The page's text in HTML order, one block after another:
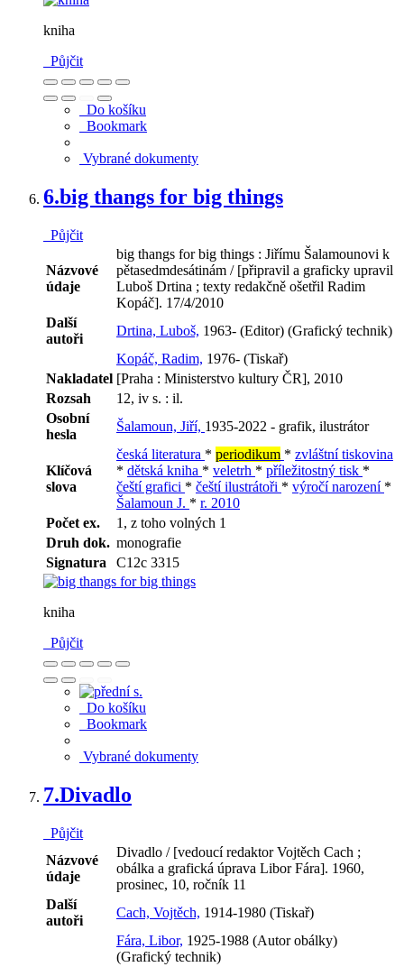
kniha
Půjčit
Do košíku
Bookmark
Vybrané dokumenty
6.big thangs for big things
Půjčit
Názvové
údaje
big thangs for big things : Jiřímu Šalamounovi k
pětasedmdesátinám / [připravil a graficky upravil
Luboš Drtina ; texty redakčně ošetřil Radim
Kopáč]. 17/4/2010
Další
autoři
Drtina, Luboš, 1963- (Editor) (Grafický technik)
Kopáč, Radim, 1976- (Tiskař)
Nakladatel [Praha : Ministerstvo kultury ČR], 2010
Rozsah
12, iv s. : il.
Osobní
hesla
Šalamoun, Jiří, 1935-2022 - grafik, ilustrátor
Klíčová
slova
česká literatura * periodikum * zvláštní tiskovina
* dětská kniha * veletrh * příležitostný tisk *
čeští grafici * čeští ilustrátoři * výročí narození *
Šalamoun J. * r. 2010
Počet ex.
1, z toho volných 1
Druh dok. monografie
Signatura
C12c 3315
kniha
Půjčit
Do košíku
Bookmark
Vybrané dokumenty
7.Divadlo
Půjčit
Názvové
údaje
Divadlo / [vedoucí redaktor Vojtěch Cach ;
obálka a grafická úprava Libor Fára]. 1960,
prosinec, 10, ročník 11
Další
autoři
Cach, Vojtěch, 1914-1980 (Tiskař)
Fára, Libor, 1925-1988 (Autor obálky)
(Grafický technik)